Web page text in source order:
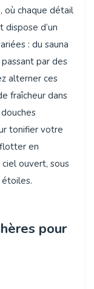
où chaque détail
d’un
: du sauna
par des
alterner ces
fraîcheur dans
tonifier votre
en
ouvert, sous
pour